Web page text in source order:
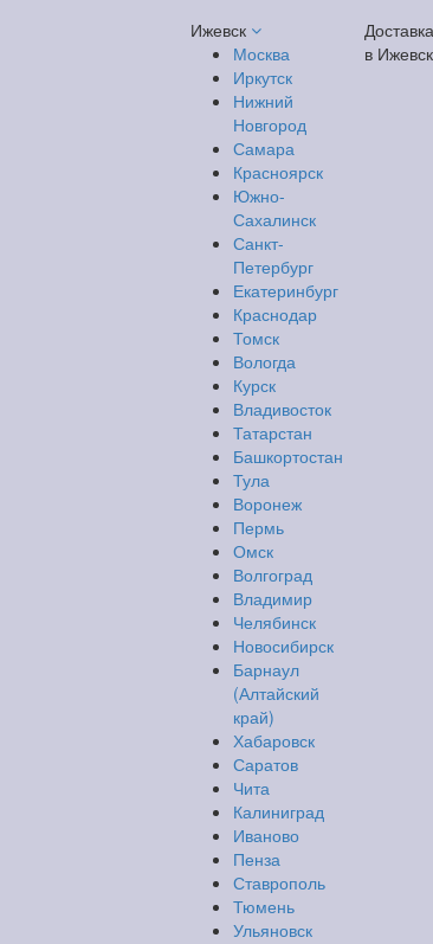
Ижевск
Москва
Иркутск
Нижний
Новгород
Самара
Красноярск
Южно-
Сахалинск
Санкт-
Петербург
Екатеринбург
Краснодар
Томск
Вологда
Курск
Владивосток
Татарстан
Башкортостан
Тула
Воронеж
Пермь
Омск
Волгоград
Владимир
Челябинск
Новосибирск
Барнаул
(Алтайский
край)
Хабаровск
Саратов
Чита
Калиниград
Иваново
Пенза
Ставрополь
Тюмень
Ульяновск
Доставка
в Ижевск